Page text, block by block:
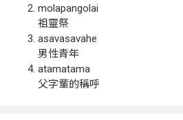
molapangolai
祖靈祭
asavasavahe
男性青年
atamatama
父字輩的稱呼